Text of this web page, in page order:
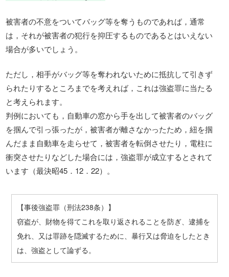
被害者の不意をついてバッグ等を奪うものであれば，通常
は，それが被害者の犯行を抑圧するものであるとはいえない
場合が多いでしょう。
ただし，相手がバッグ等を奪われないために抵抗して引きず
られたりするところまでを考えれば，これは強盗罪に当たる
と考えられます。
判例においても，自動車の窓から手を出して被害者のバッグ
を掴んで引っ張ったが，被害者が離さなかったため，紐を掴
んだまま自動車を走らせて，被害者を転倒させたり，電柱に
衝突させたりなどした場合には，強盗罪が成立するとされて
います（最決昭45．12．22）。
【事後強盗罪（刑法238条）】
窃盗が、財物を得てこれを取り返されることを防ぎ、逮捕を
免れ、又は罪跡を隠滅するために、暴行又は脅迫をしたとき
は、強盗として論ずる。